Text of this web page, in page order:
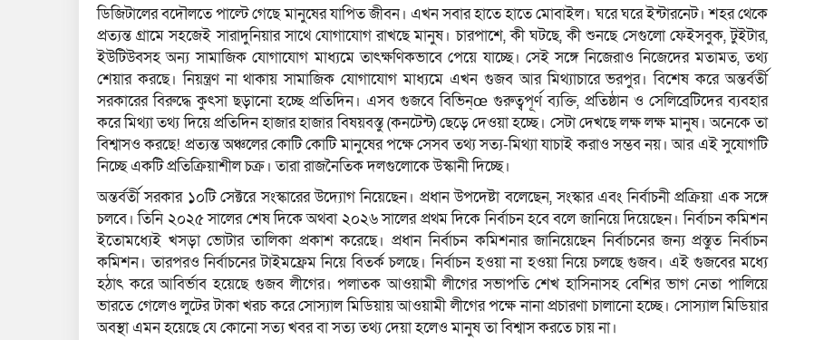
ডিজিটালের বদৌলতে পাল্টে গেছে মানুষের যাপিত জীবন। এখন সবার হাতে হাতে মোবাইল। ঘরে ঘরে ইন্টারনেট। শহর থেকে
প্রত্যন্ত গ্রামে সহজেই সারাদুনিয়ার সাথে যোগাযোগ রাখছে মানুষ। চারপাশে, কী ঘটছে, কী শুনছে সেগুলো ফেইসবুক, টুইটার,
ইউটিউবসহ অন্য সামাজিক যোগাযোগ মাধ্যমে তাৎক্ষণিকভাবে পেয়ে যাচ্ছে। সেই সঙ্গে নিজেরাও নিজেদের মতামত, তথ্য
শেয়ার করছে। নিয়ন্ত্রণ না থাকায় সামাজিক যোগাযোগ মাধ্যমে এখন গুজব আর মিথ্যাচারে ভরপুর। বিশেষ করে অন্তর্বর্তী
সরকারের বিরুদ্ধে কুৎসা ছড়ানো হচ্ছে প্রতিদিন। এসব গুজবে বিভিন্œ গুরুত্বপূর্ণ ব্যক্তি, প্রতিষ্ঠান ও সেলিব্রেটিদের ব্যবহার
করে মিথ্যা তথ্য দিয়ে প্রতিদিন হাজার হাজার বিষয়বস্তু (কনটেন্ট) ছেড়ে দেওয়া হচ্ছে। সেটা দেখছে লক্ষ লক্ষ মানুষ। অনেকে তা
বিশ্বাসও করছে! প্রত্যন্ত অঞ্চলের কোটি কোটি মানুষের পক্ষে সেসব তথ্য সত্য-মিথ্যা যাচাই করাও সম্ভব নয়। আর এই সুযোগটি
নিচ্ছে একটি প্রতিক্রিয়াশীল চক্র। তারা রাজনৈতিক দলগুলোকে উস্কানী দিচ্ছে।
অন্তর্বর্তী সরকার ১০টি সেক্টরে সংস্কারের উদ্যোগ নিয়েছেন। প্রধান উপদেষ্টা বলেছেন, সংস্কার এবং নির্বাচনী প্রক্রিয়া এক সঙ্গে
চলবে। তিনি ২০২৫ সালের শেষ দিকে অথবা ২০২৬ সালের প্রথম দিকে নির্বাচন হবে বলে জানিয়ে দিয়েছেন। নির্বাচন কমিশন
ইতোমধ্যেই খসড়া ভোটার তালিকা প্রকাশ করেছে। প্রধান নির্বাচন কমিশনার জানিয়েছেন নির্বাচনের জন্য প্রস্তুত নির্বাচন
কমিশন। তারপরও নির্বাচনের টাইমফ্রেম নিয়ে বিতর্ক চলছে। নির্বাচন হওয়া না হওয়া নিয়ে চলছে গুজব। এই গুজবের মধ্যে
হঠাৎ করে আবির্ভাব হয়েছে গুজব লীগের। পলাতক আওয়ামী লীগের সভাপতি শেখ হাসিনাসহ বেশির ভাগ নেতা পালিয়ে
ভারতে গেলেও লুটের টাকা খরচ করে সোস্যাল মিডিয়ায় আওয়ামী লীগের পক্ষে নানা প্রচারণা চালানো হচ্ছে। সোস্যাল মিডিয়ার
অবস্থা এমন হয়েছে যে কোনো সত্য খবর বা সত্য তথ্য দেয়া হলেও মানুষ তা বিশ্বাস করতে চায় না।